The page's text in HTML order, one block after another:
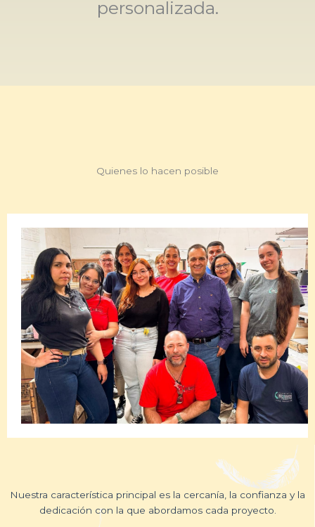
personalizada.
Quienes lo hacen posible
Nuestra característica principal es la cercanía, la confianza y la
dedicación con la que abordamos cada proyecto.